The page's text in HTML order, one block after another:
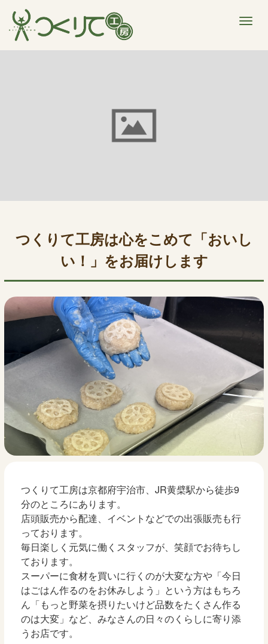
M
n
つくりて工房は心をこめて「おいし
い！」をお届けします
つくりて工房は京都府宇治市、JR黄檗駅から徒歩9
分のところにあります。
店頭販売から配達、イベントなどでの出張販売も行
っております。
毎日楽しく元気に働くスタッフが、笑顔でお待ちし
ております。
スーパーに食材を買いに行くのが大変な方や「今日
はごはん作るのをお休みしよう」という方はもちろ
ん「もっと野菜を摂りたいけど品数をたくさん作る
のは大変」など、みなさんの日々のくらしに寄り添
うお店です。